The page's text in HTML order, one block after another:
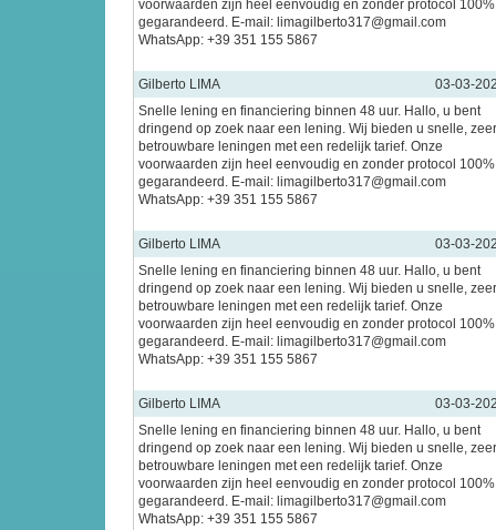
voorwaarden zijn heel eenvoudig en zonder protocol 100%
gegarandeerd. E-mail: limagilberto317@gmail.com
WhatsApp: +39 351 155 5867
Gilberto LIMA
03-03-
Snelle lening en financiering binnen 48 uur. Hallo, u bent
dringend op zoek naar een lening. Wij bieden u snelle, zeer
betrouwbare leningen met een redelijk tarief. Onze
voorwaarden zijn heel eenvoudig en zonder protocol 100%
gegarandeerd. E-mail: limagilberto317@gmail.com
WhatsApp: +39 351 155 5867
Gilberto LIMA
03-03-
Snelle lening en financiering binnen 48 uur. Hallo, u bent
dringend op zoek naar een lening. Wij bieden u snelle, zeer
betrouwbare leningen met een redelijk tarief. Onze
voorwaarden zijn heel eenvoudig en zonder protocol 100%
gegarandeerd. E-mail: limagilberto317@gmail.com
WhatsApp: +39 351 155 5867
Gilberto LIMA
03-03-
Snelle lening en financiering binnen 48 uur. Hallo, u bent
dringend op zoek naar een lening. Wij bieden u snelle, zeer
betrouwbare leningen met een redelijk tarief. Onze
voorwaarden zijn heel eenvoudig en zonder protocol 100%
gegarandeerd. E-mail: limagilberto317@gmail.com
WhatsApp: +39 351 155 5867